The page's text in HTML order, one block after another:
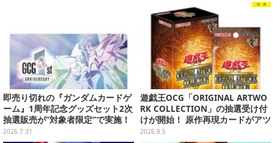
即売り切れの『ガンダムカードゲ
ーム』1周年記念グッズセット2次
抽選販売が“対象者限定”で実施！
プレバン全会員向け3次抽選も
2026.7.31
遊戯王OCG「ORIGINAL ARTWO
RK COLLECTION」の抽選受け付
けが開始！ 原作再現カードがアツ
いスペシャルパック
2026.8.5